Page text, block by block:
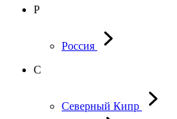
Р
Россия
С
Северный Кипр